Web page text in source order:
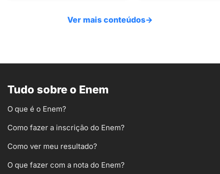
Ver mais conteúdos→
Tudo sobre o Enem
O que é o Enem?
Como fazer a inscrição do Enem?
Como ver meu resultado?
O que fazer com a nota do Enem?